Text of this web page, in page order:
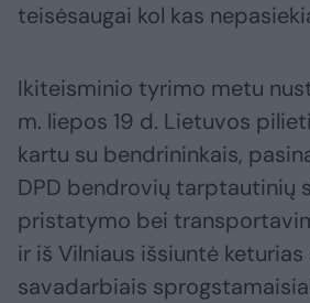
teisėsaugai kol kas
Ikiteisminio tyrimo metu
m. liepos 19 d. Lietuvos
kartu su bendrininkais,
DPD bendrovių tarptautinių
pristatymo bei
ir iš Vilniaus išsiuntė keturias
savadarbiais